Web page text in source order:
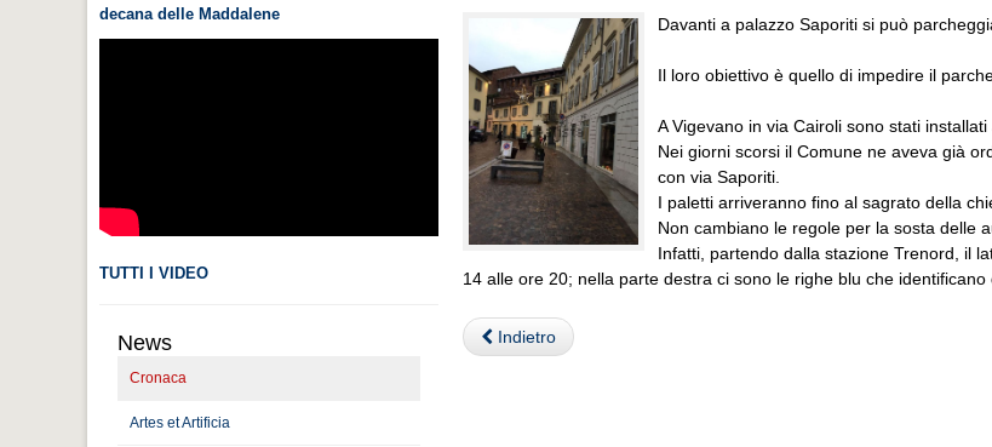
decana delle Maddalene
TUTTI I VIDEO
News
Cronaca
Artes et Artificia
Davanti a palazzo Saporiti si può
Il loro obiettivo è quello di impedire il
A Vigevano in via Cairoli sono stati
Nei giorni scorsi il Comune ne aveva già
con via Saporiti.
I paletti arriveranno fino al sagrato della
Non cambiano le regole per la sosta delle
Infatti, partendo dalla stazione Trenord, il
14 alle ore 20; nella parte destra ci sono le righe blu che
Indietro